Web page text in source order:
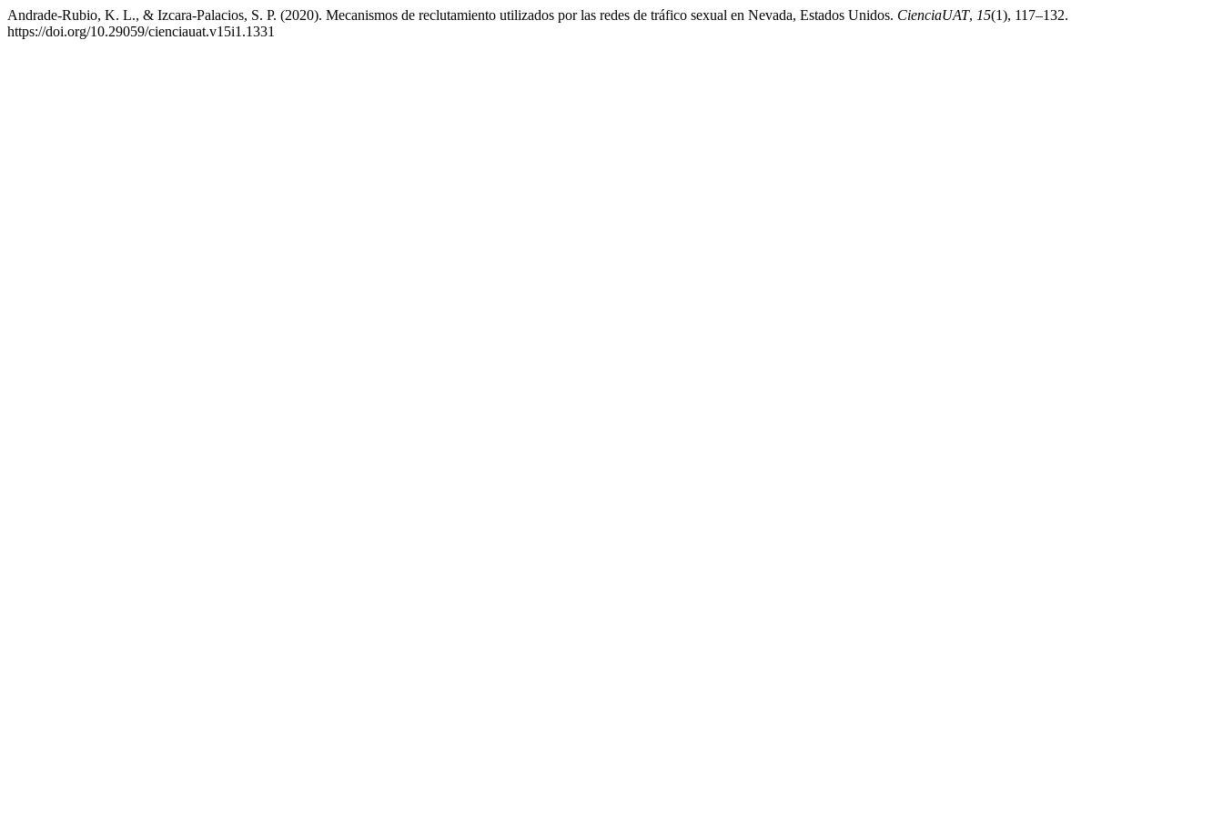
Andrade-Rubio, K. L., & Izcara-Palacios, S. P. (2020). Mecanismos de reclutamiento utilizados por las redes de tráfico sexual en Nevada, Estados Unidos. CienciaUAT, 15(1), 117–132.
https://doi.org/10.29059/cienciauat.v15i1.1331